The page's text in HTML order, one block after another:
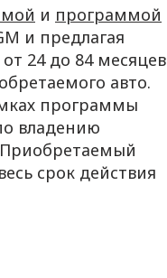
и программой
и предлагая
24 до 84 месяцев
авто.
программы
владению
срок действия